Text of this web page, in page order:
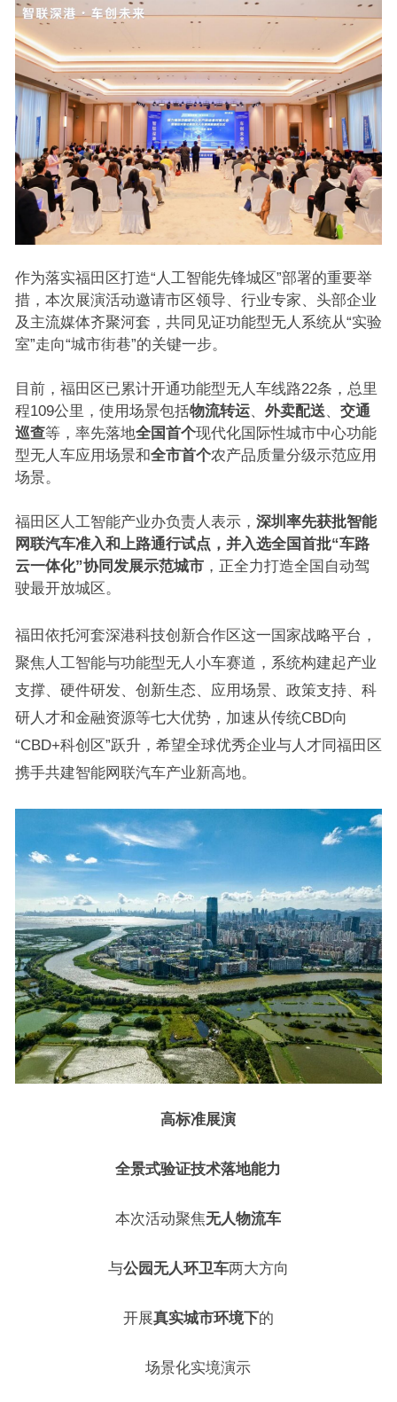
作为落实福田区打造“人工智能先锋城区”部署的重要举
措，本次展演活动邀请市区领导、行业专家、头部企业
及主流媒体齐聚河套，共同见证功能型无人系统从“实验
室”走向“城市街巷”的关键一步。
目前，福田区已累计开通功能型无人车线路22条，总里
程109公里，使用场景包括物流转运、 外卖配送、 交通
巡查等，率先落地全国首个现代化国际性城市中心功能
型无人车应用场景和全市首个农产品质量分级示范应用
场景。
福田区人工智能产业办负责人表示， 深圳率先获批智能
网联汽车准入和上路通行试点，并入选全国首批“车路
云一体化”协同发展示范城市，正全力打造全国自动驾
驶最开放城区。
福田依托河套深港科技创新合作区这一国家战略平台，
聚焦人工智能与功能型无人小车赛道，系统构建起产业
支撑、硬件研发、创新生态、应用场景、政策支持、科
研人才和金融资源等七大优势，加速从传统CBD向
“CBD+科创区”跃升，希望全球优秀企业与人才同福田区
携手共建智能网联汽车产业新高地。
高标准展演
全景式验证技术落地能力
本次活动聚焦无人物流车
与公园无人环卫车两大方向
开展真实城市环境下的
场景化实境演示